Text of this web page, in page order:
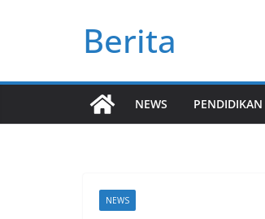
Berita
NEWS PENDIDIKAN
NEWS